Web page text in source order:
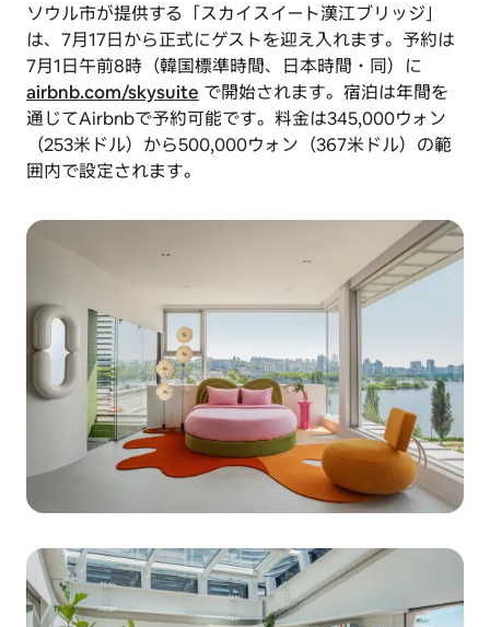
ソウル市が提供する「スカイスイート漢江ブリッジ」
は、7月17日から正式にゲストを迎え入れます。予約は
7月1日午前8時（韓国標準時間、日本時間・同）に
airbnb.com/skysuite で開始されます。宿泊は年間を
通じてAirbnbで予約可能です。料金は345,000ウォン
（253米ドル）から500,000ウォン（367米ドル）の範
囲内で設定されます。